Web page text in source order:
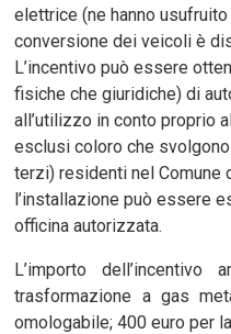
elettrice (ne hanno
conversione dei veicoli è
L’incentivo può essere
fisiche che giuridiche) di
all’utilizzo in conto proprio
esclusi coloro che
terzi) residenti nel Comune
l’installazione può essere
officina autorizzata.
L’importo
trasformazione a gas
omologabile; 400 euro per